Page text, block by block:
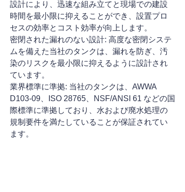
設計により、迅速な組み立てと現場での建設
時間を最小限に抑えることができ、設置プロ
セスの効率とコスト効率が向上します。
密閉された漏れのない設計: 高度な密閉システ
ムを備えた当社のタンクは、漏れを防ぎ、汚
染のリスクを最小限に抑えるように設計され
ています。
業界標準に準拠: 当社のタンクは、AWWA
D103-09、ISO 28765、NSF/ANSI 61 などの国
際標準に準拠しており、水および廃水処理の
規制要件を満たしていることが保証されてい
ます。